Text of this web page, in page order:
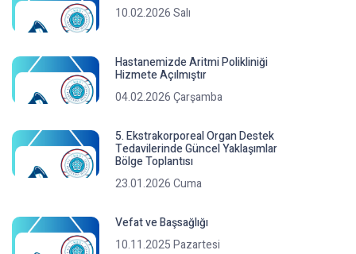
10.02.2026 Salı
Hastanemizde Aritmi Polikliniği
Hizmete Açılmıştır
04.02.2026 Çarşamba
5. Ekstrakorporeal Organ Destek
Tedavilerinde Güncel Yaklaşımlar
Bölge Toplantısı
23.01.2026 Cuma
Vefat ve Başsağlığı
10.11.2025 Pazartesi